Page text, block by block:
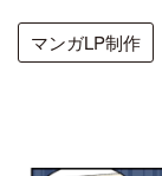
マンガLP制作